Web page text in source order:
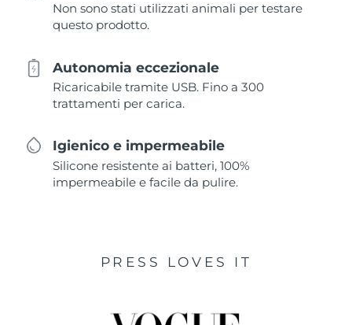
Non sono stati utilizzati animali per testare
questo prodotto.
Autonomia eccezionale
Ricaricabile tramite USB. Fino a 300
trattamenti per carica.
Igienico e impermeabile
Silicone resistente ai batteri, 100%
impermeabile e facile da pulire.
PRESS LOVES IT